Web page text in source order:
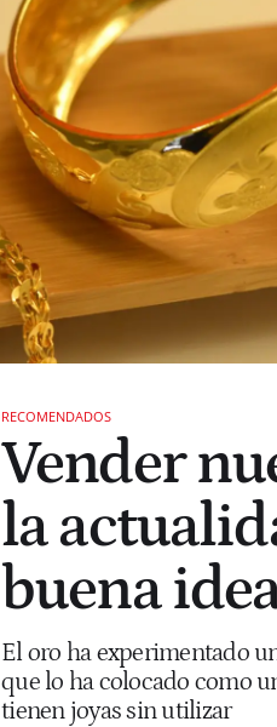
RECOMENDADOS
Vender
la
buena
El oro ha experimentado
que lo ha colocado como
tienen joyas sin utilizar